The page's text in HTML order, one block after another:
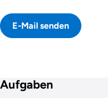
E-Mail senden
Aufgaben